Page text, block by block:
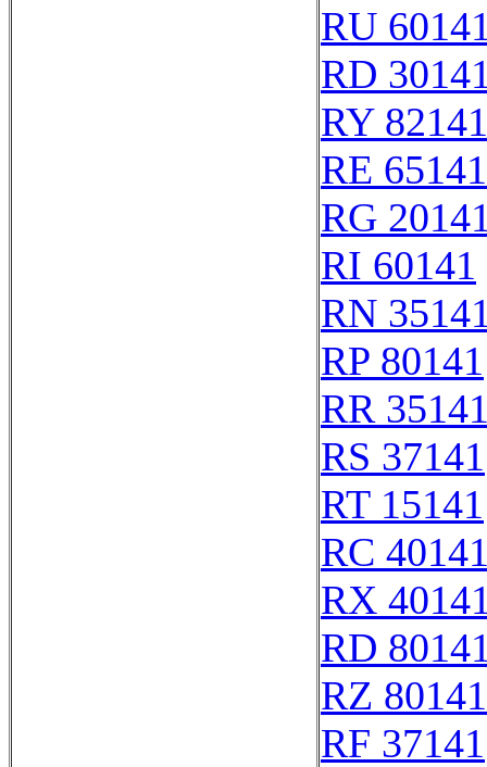
RU
RD
RY 82141
RE 65141
RG
RI 60141
RN
RP 80141
RR
RS 37141
RT 15141
RC
RX
RD
RZ 80141
RF 37141